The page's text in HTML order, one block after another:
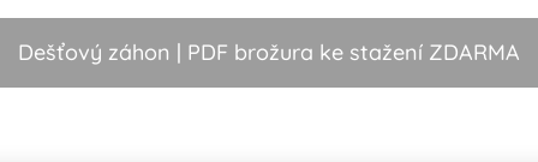
Dešťový záhon | PDF brožura ke stažení ZDARMA